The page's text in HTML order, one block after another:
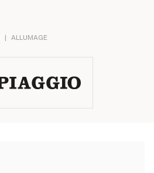
| ALLUMAGE